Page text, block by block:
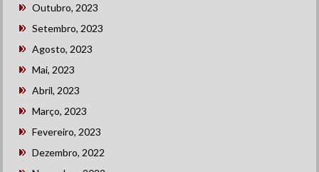
Outubro, 2023
Setembro, 2023
Agosto, 2023
Mai, 2023
Abril, 2023
Março, 2023
Fevereiro, 2023
Dezembro, 2022